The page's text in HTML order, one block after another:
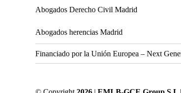
Abogados Derecho Civil Madrid
Abogados herencias Madrid
Financiado por la Unión Europea – Next